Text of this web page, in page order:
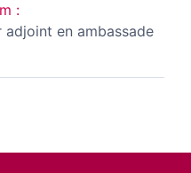
:
adjoint en ambassade